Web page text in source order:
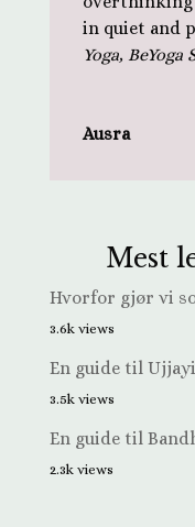
in quiet and
Yoga, BeYoga
Ausra
Mest
Hvorfor gjør vi
3.6k views
En guide til
3.5k views
En guide til
2.3k views